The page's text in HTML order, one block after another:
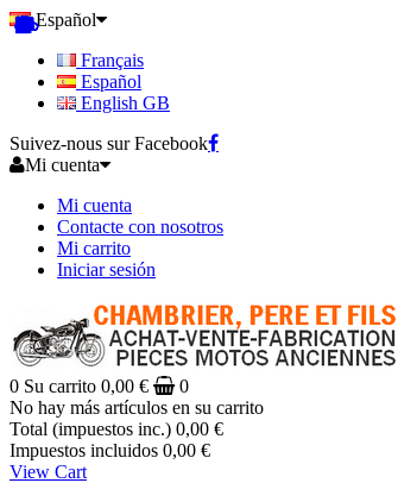
Español
Français
Español
English GB
Suivez-nous sur Facebook
Mi cuenta
Mi cuenta
Contacte con nosotros
Mi carrito
Iniciar sesión
0 Su carrito 0,00 €
0
No hay más artículos en su carrito
Total (impuestos inc.) 0,00 €
Impuestos incluidos 0,00 €
View Cart